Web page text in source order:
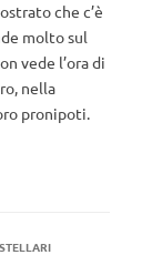
che c’è
molto sul
vede l’ora di
nella
pronipoti.